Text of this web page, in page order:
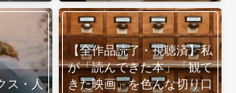
ス・人
【全作品読了・視聴済】私
が「読んできた本」「観て
きた映画」を色んな切り口